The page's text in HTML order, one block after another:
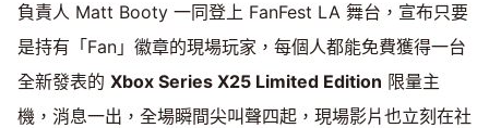
負責人 Matt Booty 一同登上 FanFest LA 舞台，宣布只要
是持有「Fan」徽章的現場玩家，每個人都能免費獲得一台
全新發表的 Xbox Series X25 Limited Edition 限量主
機，消息一出，全場瞬間尖叫聲四起，現場影片也立刻在社